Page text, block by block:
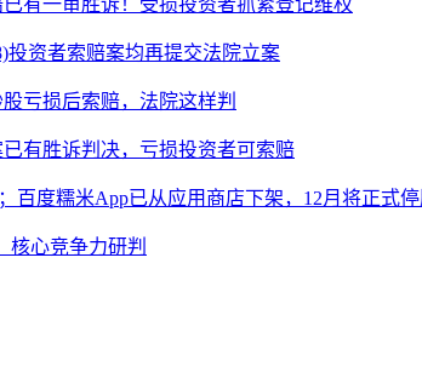
投资者索赔案均再提交法院立案
亏损后索赔，法院这样判
有胜诉判决，亏损投资者可索赔
百度糯米App已从应用商店下架，12月将正式
核心竞争力研判